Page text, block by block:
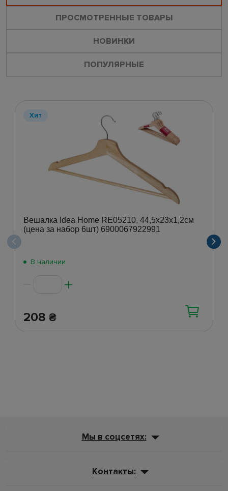
ПРОСМОТРЕННЫЕ ТОВАРЫ
НОВИНКИ
ПОПУЛЯРНЫЕ
Хит
Вешалка Idea Home RE05210, 44,5х23х1,2см
(цена за набор 6шт) 6900067922991
В наличии
208 ₴
Мы в соцсетях:
Контакты: